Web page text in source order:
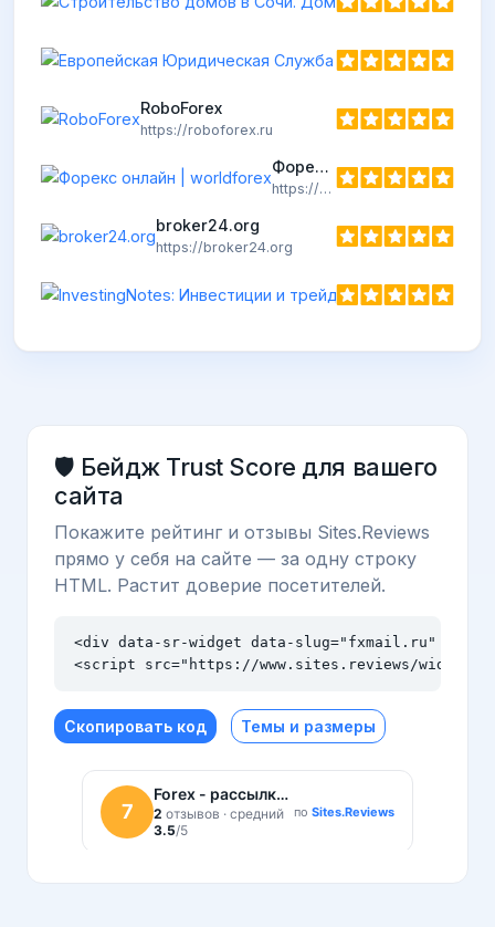
https://
RoboForex
https://roboforex.ru
Форекс онлайн | worldforex
https://wforex.ru
broker24.org
https://broker24.org
🛡️ Бейдж Trust Score для вашего
сайта
Покажите рейтинг и отзывы Sites.Reviews
прямо у себя на сайте — за одну строку
HTML. Растит доверие посетителей.
<div data-sr-widget data-slug="fxmail.ru" data-
<script src="https://www.sites.reviews/
Скопировать код Темы и размеры